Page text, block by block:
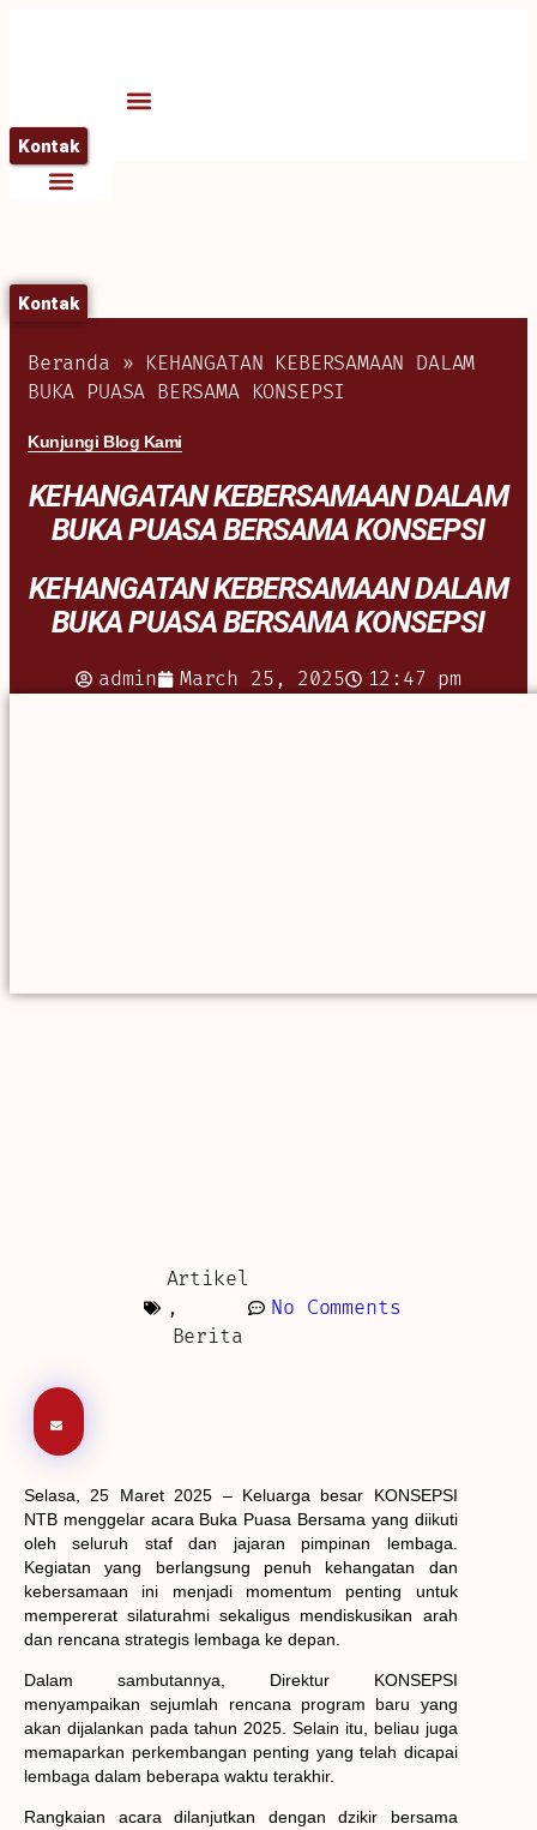
Kontak
Kontak
Beranda » KEHANGATAN KEBERSAMAAN DALAM
BUKA PUASA BERSAMA KONSEPSI
Kunjungi Blog Kami
KEHANGATAN KEBERSAMAAN DALAM
BUKA PUASA BERSAMA KONSEPSI
KEHANGATAN KEBERSAMAAN DALAM
BUKA PUASA BERSAMA KONSEPSI
admin March 25, 2025 12:47 pm
Artikel
,
Berita
No Comments
Selasa, 25 Maret 2025 – Keluarga besar KONSEPSI
NTB menggelar acara Buka Puasa Bersama yang diikuti
oleh seluruh staf dan jajaran pimpinan lembaga.
Kegiatan yang berlangsung penuh kehangatan dan
kebersamaan ini menjadi momentum penting untuk
mempererat silaturahmi sekaligus mendiskusikan arah
dan rencana strategis lembaga ke depan.
Dalam sambutannya, Direktur KONSEPSI
menyampaikan sejumlah rencana program baru yang
akan dijalankan pada tahun 2025. Selain itu, beliau juga
memaparkan perkembangan penting yang telah dicapai
lembaga dalam beberapa waktu terakhir.
Rangkaian acara dilanjutkan dengan dzikir bersama